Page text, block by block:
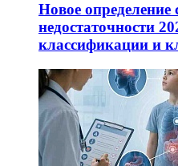
Новое определение
недостаточности
классификации и